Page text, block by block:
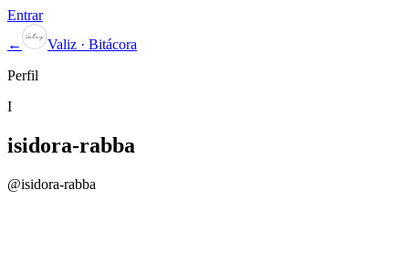
Entrar
←
Valiz · Bitácora
Perfil
I
isidora-rabba
@isidora-rabba